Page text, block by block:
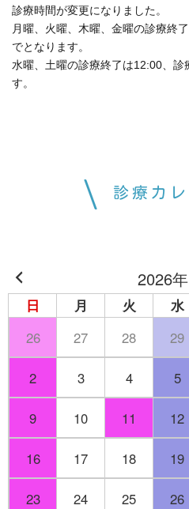
診療時間が変更になりました。
月曜、火曜、木曜、金曜の診療終
でとなります。
水曜、土曜の診療終了は12:00、診
す。
診療カ
2026
日 月 火 水
26
27 28 29
2 3 4 5
9 10 11 12
16 17 18 19
23 24 25 26